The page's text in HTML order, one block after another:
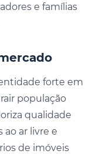
e famílias
forte em
população
qualidade
ar livre e
de imóveis